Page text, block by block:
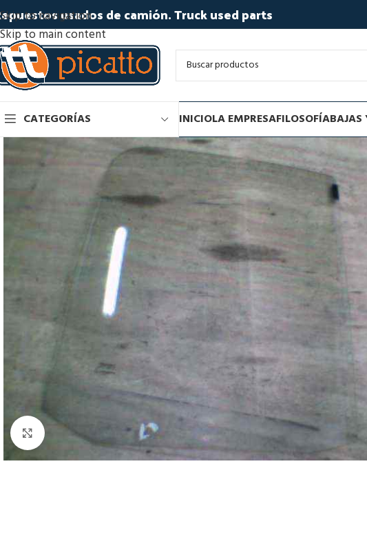
Skip to navigation
Skip to main content
usados de camión. Truck used parts
CATEGORÍAS INICIOLA EMPRESAFILOSOFÍABAJAS
Click to enlarge